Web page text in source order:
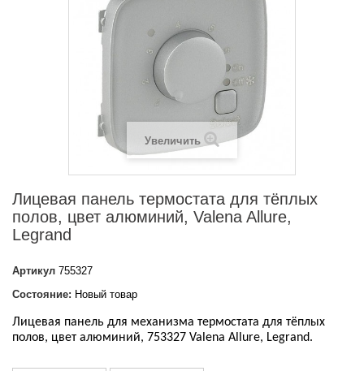
Увеличить
Лицевая панель термостата для тёплых
полов, цвет алюминий, Valena Allure,
Legrand
Артикул 755327
Состояние: Новый товар
Лицевая панель для механизма термостата для тёплых
полов, цвет алюминий, 753327 Valena Allure, Legrand.